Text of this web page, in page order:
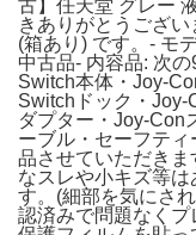
古】任天堂 グレー
きありがとうござ
(箱あり) です。- モ
中古品- 内容品: 次
Switch本体・Joy-
Switchドック・Joy-
ダプター・Joy-Con
ーブル・セーフテ
品させていただき
なスレや小キズ等
す。(細部を気にさ
認済みで問題なく